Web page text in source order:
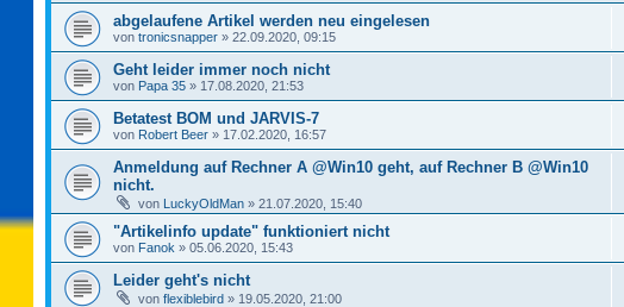
abgelaufene Artikel werden neu eingelesen
von tronicsnapper » 22.09.2020, 09:15
Geht leider immer noch nicht
von Papa 35 » 17.08.2020, 21:53
Betatest BOM und JARVIS-7
von Robert Beer » 17.02.2020, 16:57
Anmeldung auf Rechner A @Win10 geht, auf Rechner B @Win10
nicht.
von LuckyOldMan » 21.07.2020, 15:40
"Artikelinfo update" funktioniert nicht
von Fanok » 05.06.2020, 15:43
Leider geht's nicht
von flexiblebird » 19.05.2020, 21:00